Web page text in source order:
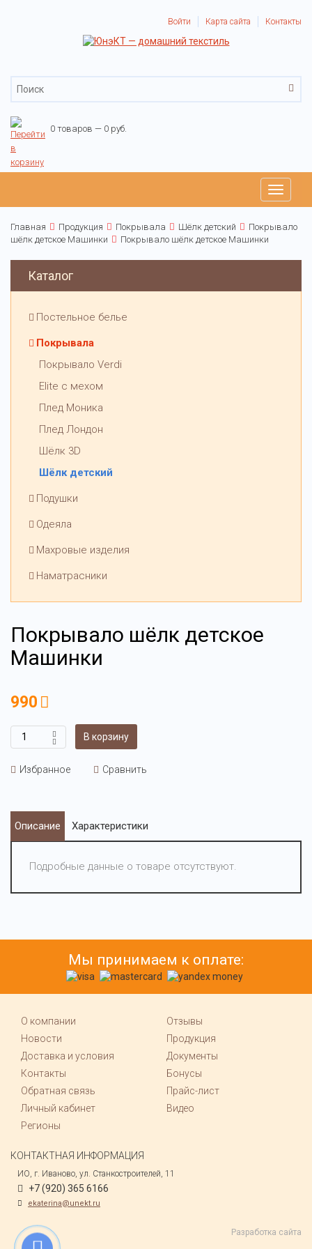
Войти Карта сайта Контакты
0 товаров — 0 руб.
Toggle
Главная Продукция Покрывала Шёлк детский
Покрывало
шёлк детское Машинки
Покрывало шёлк детское Машинки
Каталог
Постельное белье
Покрывала
Покрывало Verdi
Elite с мехом
Плед Моника
Плед Лондон
Шёлк 3D
Шёлк детский
Подушки
Одеяла
Махровые изделия
Наматрасники
Покрывало шёлк детское
Машинки
990
В корзину
Избранное Сравнить
Описание Характеристики
Подробные данные о товаре отсутствуют.
Мы принимаем к оплате:
О компании
Отзывы
Новости
Продукция
Доставка и условия
Документы
Контакты
Бонусы
Обратная связь
Прайс-лист
Личный кабинет
Видео
Регионы
КОНТАКТНАЯ ИНФОРМАЦИЯ
ИО, г. Иваново, ул. Станкостроителей, 11
+7 (920) 365 6166
ekaterina@unekt.ru
Разработка сайта